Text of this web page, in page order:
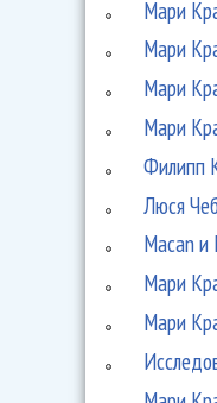
Мари
Мари
Мари
Мари
Филипп
Люся
Macan
Мари
Мари